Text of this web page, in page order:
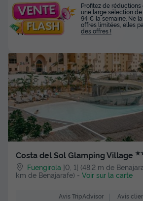
Costa del Sol Glamping Village
Fuengirola ]0, 1[ (48,2 m de
km de Benajarafe) - Voir sur la carte
Avis TripAdvisor Avis
Profitez de
une large sélection
94 € la semaine. Ne
offres limitées, elles
des offres !